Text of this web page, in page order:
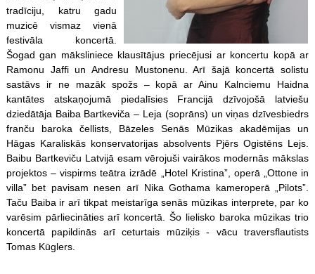
tradīciju, katru gadu
muzicē vismaz vienā
festivāla koncertā.
Šogad gan māksliniece klausītājus priecējusi ar koncertu kopā ar
Ramonu Jaffi un Andresu Mustonenu. Arī šajā koncertā solistu
sastāvs ir ne mazāk spožs – kopā ar Ainu Kalnciemu Haidna
kantātes atskaņojumā piedalīsies Francijā dzīvojošā latviešu
dziedātāja Baiba Bartkeviča – Leja (soprāns) un viņas dzīvesbiedrs
franču baroka čellists, Bāzeles Senās Mūzikas akadēmijas un
Hāgas Karaliskās konservatorijas absolvents Pjērs Ogistēns Lejs.
Baibu Bartkeviču Latvijā esam vērojuši vairākos modernās mākslas
projektos – vispirms teātra izrādē „Hotel Kristina”, operā „Ottone in
villa” bet pavisam nesen arī Nika Gothama kameroperā „Pilots”.
Taču Baiba ir arī tikpat meistarīga senās mūzikas interprete, par ko
varēsim pārliecināties arī koncertā. Šo lielisko baroka mūzikas trio
koncertā papildinās arī ceturtais mūziķis - vācu traversflautists
Tomas Kūglers.